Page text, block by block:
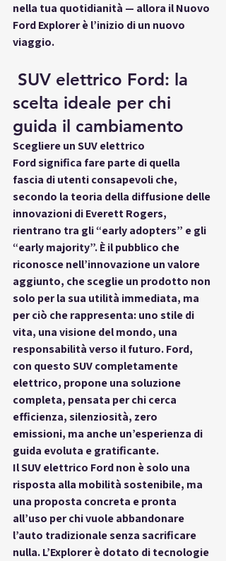
nella tua quotidianità — allora il Nuovo
Ford Explorer è l’inizio di un nuovo
viaggio.
SUV elettrico Ford: la
scelta ideale per chi
guida il cambiamento
Scegliere un SUV elettrico
Ford significa fare parte di quella
fascia di utenti consapevoli che,
secondo la teoria della diffusione delle
innovazioni di Everett Rogers,
rientrano tra gli “early adopters” e gli
“early majority”. È il pubblico che
riconosce nell’innovazione un valore
aggiunto, che sceglie un prodotto non
solo per la sua utilità immediata, ma
per ciò che rappresenta: uno stile di
vita, una visione del mondo, una
responsabilità verso il futuro. Ford,
con questo SUV completamente
elettrico, propone una soluzione
completa, pensata per chi cerca
efficienza, silenziosità, zero
emissioni, ma anche un’esperienza di
guida evoluta e gratificante.
Il SUV elettrico Ford non è solo una
risposta alla mobilità sostenibile, ma
una proposta concreta e pronta
all’uso per chi vuole abbandonare
l’auto tradizionale senza sacrificare
nulla. L’Explorer è dotato di tecnologie